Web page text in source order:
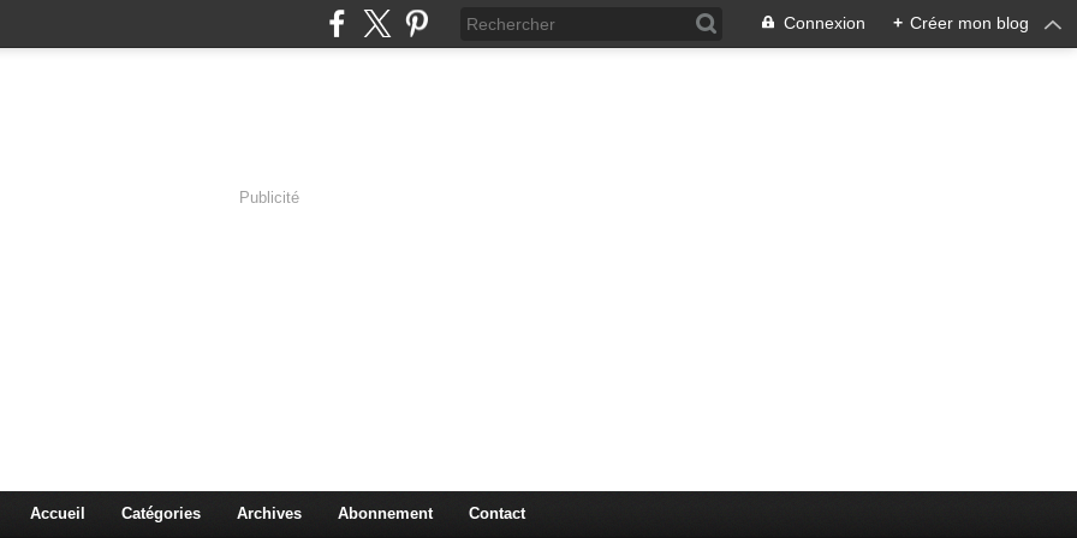
Connexion + Créer mon blog
Publicité
Accueil Catégories Archives Abonnement Contact